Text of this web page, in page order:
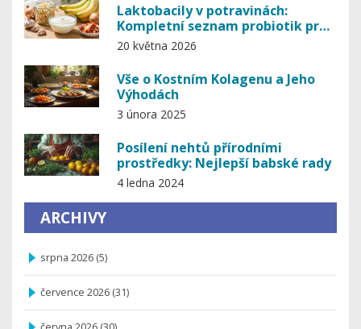
Laktobacily v potravinách:
Kompletní seznam probiotik pro
střeva
20 května 2026
Vše o Kostním Kolagenu a Jeho
Výhodách
3 února 2025
Posílení nehtů přírodními
prostředky: Nejlepší babské rady
4 ledna 2024
ARCHIVY
srpna 2026 (5)
července 2026 (31)